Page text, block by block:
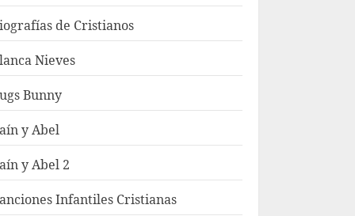
de Cristianos
Nieves
Bunny
y Abel
y Abel 2
Infantiles Cristianas